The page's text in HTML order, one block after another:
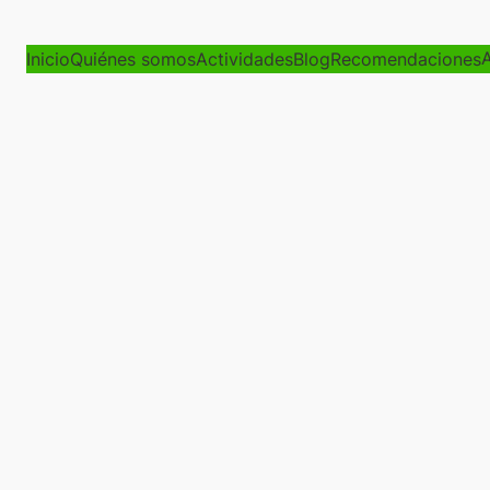
InicioQuiénes somosActividadesBlogRecomendaciones